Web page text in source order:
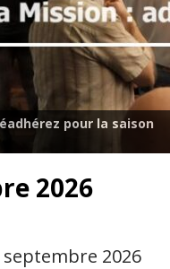
pour la saison
2026
2026